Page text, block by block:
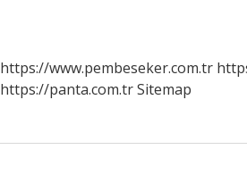
https://www.pembeseker.com.tr
https://panta.com.trSitemap